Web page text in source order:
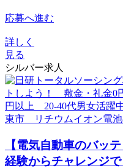
応募へ進む
詳しく
見る
シルバー求人
【電気自動車のバッ
経験からチャレンジ